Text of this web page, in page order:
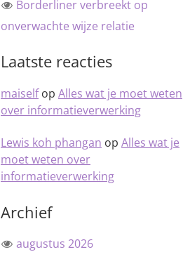
Borderliner verbreekt op
onverwachte wijze relatie
Laatste reacties
maiselfop Alles wat je moet weten
over informatieverwerking
Lewis koh phangan op Alles wat je
moet weten over
informatieverwerking
Archief
augustus 2026